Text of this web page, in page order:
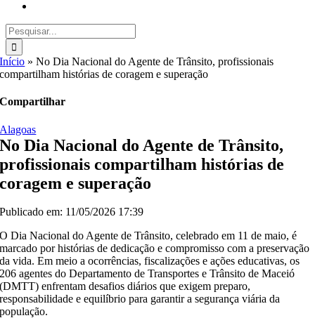
Buscar
resultados
para:
Início »No Dia Nacional do Agente de Trânsito, profissionais
compartilham histórias de coragem e superação
Compartilhar
Alagoas
No Dia Nacional do Agente de Trânsito,
profissionais compartilham histórias de
coragem e superação
Publicado em: 11/05/2026 17:39
O Dia Nacional do Agente de Trânsito, celebrado em 11 de maio, é
marcado por histórias de dedicação e compromisso com a preservação
da vida. Em meio a ocorrências, fiscalizações e ações educativas, os
206 agentes do Departamento de Transportes e Trânsito de Maceió
(DMTT) enfrentam desafios diários que exigem preparo,
responsabilidade e equilíbrio para garantir a segurança viária da
população.